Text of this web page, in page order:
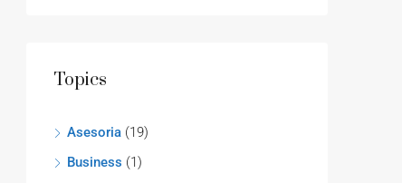
Topics
Asesoria (19)
Business (1)